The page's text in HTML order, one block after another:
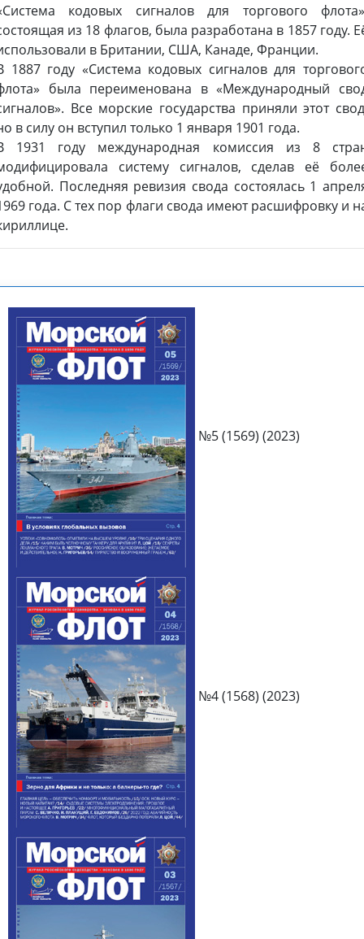
кодовых сигналов для торгового
из 18 флагов, была разработана в 1857 году.
в Британии, США, Канаде, Франции.
1887 году «Система кодовых сигналов для
была переименована в «Международный
Все морские государства приняли этот
в силу он вступил только 1 января 1901 года.
1931 году международная комиссия из 8
систему сигналов, сделав её
Последняя ревизия свода состоялась 1
года. C тех пор флаги свода имеют расшифровку и
№5 (1569) (2023)
№4 (1568) (2023)